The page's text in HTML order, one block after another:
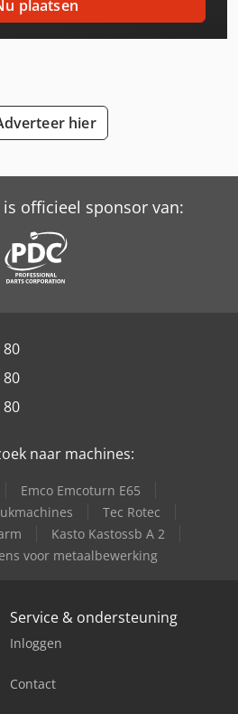
plaatsen
hier
officieel sponsor van:
80
80
80
naar machines:
Emco Emcoturn E65
Tec Rotec
Kasto Kastossb A 2
voor metaalbewerking
Service & ondersteuning
Inloggen
Contact